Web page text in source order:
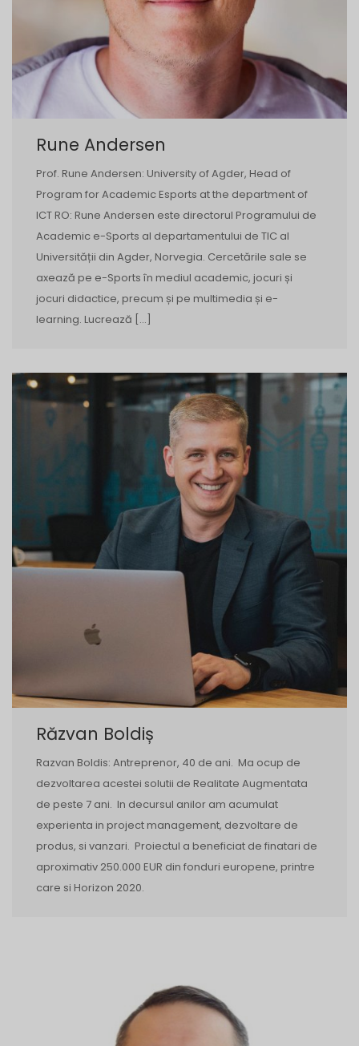
Rune Andersen
Prof. Rune Andersen: University of Agder, Head of
Program for Academic Esports at the department of
ICT RO: Rune Andersen este directorul Programului de
Academic e-Sports al departamentului de TIC al
Universității din Agder, Norvegia. Cercetările sale se
axează pe e-Sports în mediul academic, jocuri și
jocuri didactice, precum și pe multimedia și e-
learning. Lucrează […]
Răzvan Boldiș
Razvan Boldis: Antreprenor, 40 de ani. Ma ocup de
dezvoltarea acestei solutii de Realitate Augmentata
de peste 7 ani. In decursul anilor am acumulat
experienta in project management, dezvoltare de
produs, si vanzari. Proiectul a beneficiat de finatari de
aproximativ 250.000 EUR din fonduri europene, printre
care si Horizon 2020.